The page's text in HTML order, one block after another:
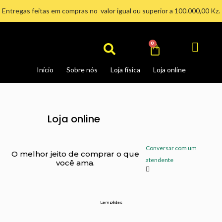
Entregas feitas em compras no valor igual ou superior a 100.000,00 Kz.
Search
Início Sobre nós Loja física Loja online
0
Loja online
O melhor jeito de comprar o que
você ama.
Conversar com um
atendente
Lampâdas